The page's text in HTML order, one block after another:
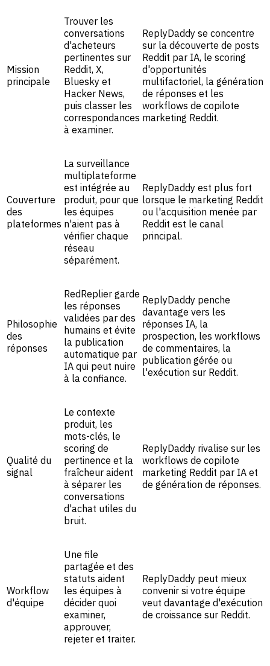
Mission
principale
Trouver les
conversations
d'acheteurs
pertinentes sur
Reddit, X,
Bluesky et
Hacker News,
puis classer les
correspondances
à examiner.
ReplyDaddy se concentre
sur la découverte de posts
Reddit par IA, le scoring
d'opportunités
multifactoriel, la génération
de réponses et les
workflows de copilote
marketing Reddit.
Couverture
des
plateformes
La surveillance
multiplateforme
est intégrée au
produit, pour que
les équipes
n'aient pas à
vérifier chaque
réseau
séparément.
ReplyDaddy est plus fort
lorsque le marketing Reddit
ou l'acquisition menée par
Reddit est le canal
principal.
Philosophie
des
réponses
RedReplier garde
les réponses
validées par des
humains et évite
la publication
automatique par
IA qui peut nuire
à la confiance.
ReplyDaddy penche
davantage vers les
réponses IA, la
prospection, les workflows
de commentaires, la
publication gérée ou
l'exécution sur Reddit.
Qualité du
signal
Le contexte
produit, les
mots-clés, le
scoring de
pertinence et la
fraîcheur aident
à séparer les
conversations
d'achat utiles du
bruit.
ReplyDaddy rivalise sur les
workflows de copilote
marketing Reddit par IA et
de génération de réponses.
Workflow
d'équipe
Une file
partagée et des
statuts aident
les équipes à
décider quoi
examiner,
approuver,
rejeter et traiter.
ReplyDaddy peut mieux
convenir si votre équipe
veut davantage d'exécution
de croissance sur Reddit.